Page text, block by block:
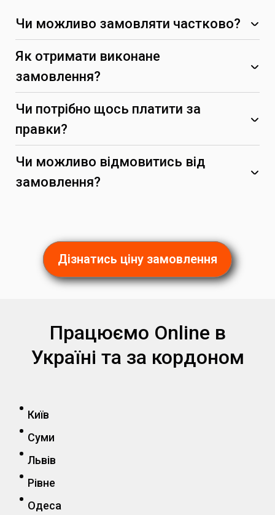
Чи можливо замовляти частково?
Як отримати виконане
замовлення?
Чи потрібно щось платити за
правки?
Чи можливо відмовитись від
замовлення?
Дізнатись ціну замовлення
Працюємо Online в
Україні та за кордоном
Київ
Суми
Львів
Рівне
Одеса